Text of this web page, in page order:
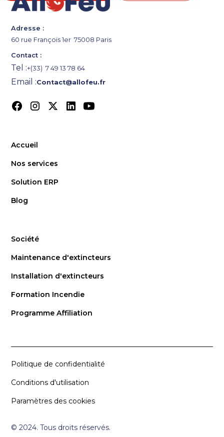
Adresse :
60 rue François 1er 75008 Paris
Contact :
Tel :+(33) 7 49 13 78 64
Email :Contact@allofeu.fr
Accueil
Nos services
Solution ERP
Blog
Société
Maintenance d'extincteurs
Installation d'extincteurs
Formation Incendie
Programme Affiliation
© 2024. Tous droits réservés.
Politique de confidentialité
Conditions d'utilisation
Paramètres des cookies